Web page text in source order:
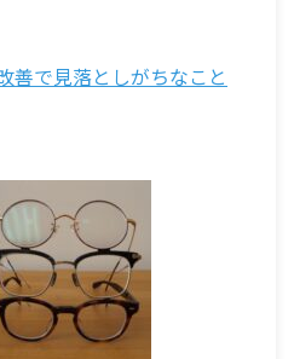
で見落としがちなこと